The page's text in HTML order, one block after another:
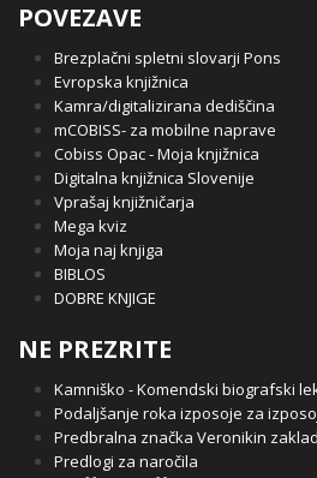
POVEZAVE
Brezplačni spletni slovarji Pons
Evropska knjižnica
Kamra/digitalizirana dediščina
mCOBISS- za mobilne naprave
Cobiss Opac - Moja knjižnica
Digitalna knjižnica Slovenije
Vprašaj knjižničarja
Mega kviz
Moja naj knjiga
BIBLOS
DOBRE KNJIGE
NE PREZRITE
Kamniško - Komendski biografski
Podaljšanje roka izposoje za
Predbralna značka Veronikin zaklad
Predlogi za naročila